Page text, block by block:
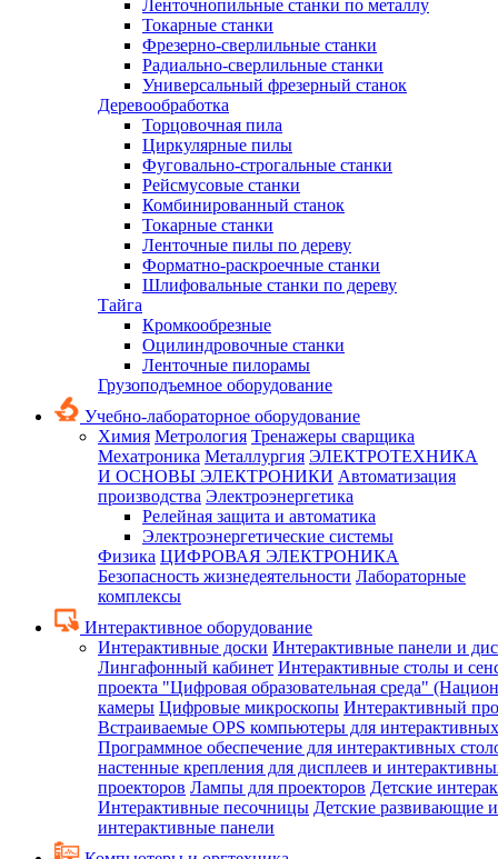
Ленточнопильные станки по металлу
Токарные станки
Фрезерно-сверлильные станки
Радиально-сверлильные станки
Универсальный фрезерный станок
Деревообработка
Торцовочная пила
Циркулярные пилы
Фуговально-строгальные станки
Рейсмусовые станки
Комбинированный станок
Токарные станки
Ленточные пилы по дереву
Форматно-раскроечные станки
Шлифовальные станки по дереву
Тайга
Кромкообрезные
Оцилиндровочные станки
Ленточные пилорамы
Грузоподъемное оборудование
Учебно-лабораторное оборудование
Химия Метрология Тренажеры сварщика
Мехатроника Металлургия ЭЛЕКТРОТЕХНИКА
И ОСНОВЫ ЭЛЕКТРОНИКИ Автоматизация
производства Электроэнергетика
Релейная защита и автоматика
Электроэнергетические системы
Физика ЦИФРОВАЯ ЭЛЕКТРОНИКА
Безопасность жизнедеятельности Лабораторные
комплексы
Интерактивное оборудование
Интерактивные доски Интерактивные панели и
Лингафонный кабинет Интерактивные столы и
проекта "Цифровая образовательная среда"
камеры Цифровые микроскопы Интерактивный
Встраиваемые OPS компьютеры для
Программное обеспечение для интерактивных
настенные крепления для дисплеев и
проекторов Лампы для проекторов Детские
Интерактивные песочницы Детские развивающие
интерактивные панели